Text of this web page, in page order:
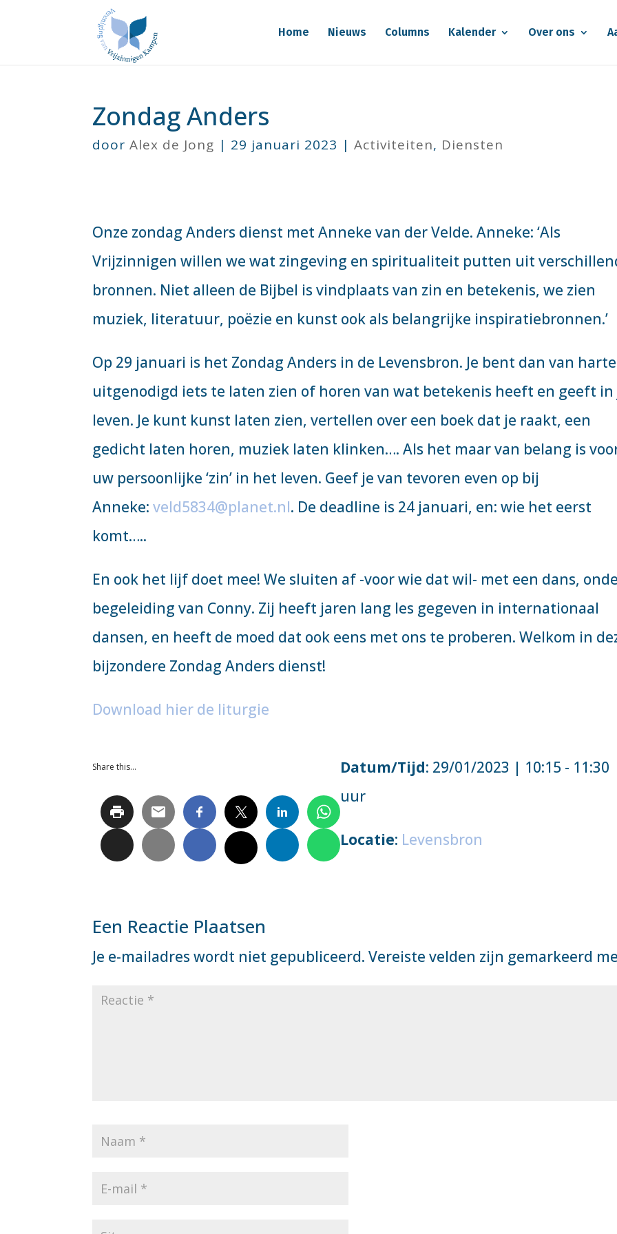
Home Nieuws Columns Kalender Over ons
Zondag Anders
doorAlex de Jong | 29 januari 2023 |Activiteiten, Diensten
Onze zondag Anders dienst met Anneke van der Velde. Anneke: ‘Als
Vrijzinnigen willen we wat zingeving en spiritualiteit putten uit
bronnen. Niet alleen de Bijbel is vindplaats van zin en betekenis, we zien
muziek, literatuur, poëzie en kunst ook als belangrijke inspiratiebronnen.’
Op 29 januari is het Zondag Anders in de Levensbron. Je bent dan van harte
uitgenodigd iets te laten zien of horen van wat betekenis heeft en geeft in
leven. Je kunt kunst laten zien, vertellen over een boek dat je raakt, een
gedicht laten horen, muziek laten klinken…. Als het maar van belang is
uw persoonlijke ‘zin’ in het leven. Geef je van tevoren even op bij
Anneke:veld5834@planet.nl. De deadline is 24 januari, en: wie het eerst
komt…..
En ook het lijf doet mee! We sluiten af -voor wie dat wil- met een dans,
begeleiding van Conny. Zij heeft jaren lang les gegeven in internationaal
dansen, en heeft de moed dat ook eens met ons te proberen. Welkom in
bijzondere Zondag Anders dienst!
Download hier de liturgie
Share this… Datum/Tijd: 29/01/2023 | 10:15 - 11:30
uur
Locatie: Levensbron
Een Reactie Plaatsen
Je e-mailadres wordt niet gepubliceerd. Vereiste velden zijn gemarkeerd